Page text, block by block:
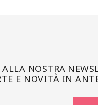
NOSTRA
E NOVITÀ IN